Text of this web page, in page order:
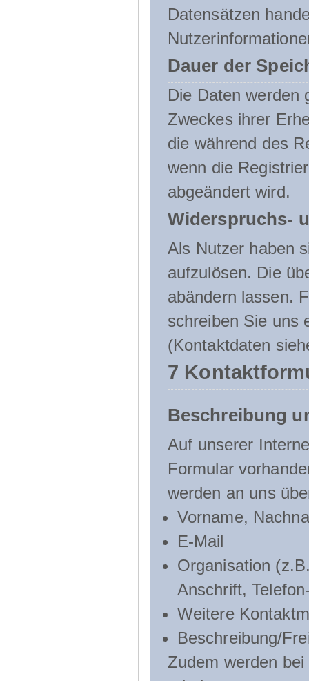
Datensätzen
Dauer der
Die Daten werden
Zweckes ihrer
die während des
wenn die
abgeändert wird.
Widerspruchs-
Als Nutzer haben
aufzulösen. Die
abändern lassen.
schreiben Sie uns
(Kontaktdaten
7
Beschreibung
Auf unserer
Formular
werden an uns
Vorname,
E-Mail
Organisation
Anschrift,
Weitere
Beschreibung/
Zudem werden